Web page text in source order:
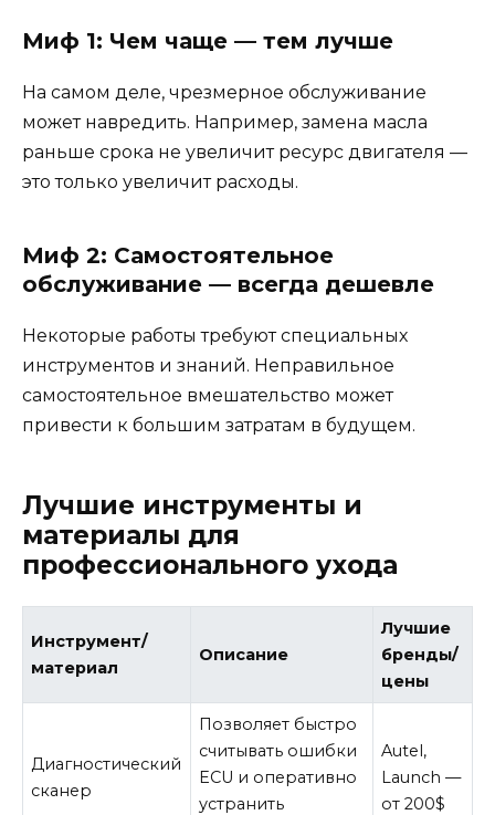
Миф 1: Чем чаще — тем лучше
На самом деле, чрезмерное обслуживание
может навредить. Например, замена масла
раньше срока не увеличит ресурс двигателя —
это только увеличит расходы.
Миф 2: Самостоятельное
обслуживание — всегда дешевле
Некоторые работы требуют специальных
инструментов и знаний. Неправильное
самостоятельное вмешательство может
привести к большим затратам в будущем.
Лучшие инструменты и
материалы для
профессионального ухода
Инструмент/
материал
Описание
Лучшие
бренды/
цены
Диагностический
сканер
Позволяет быстро
считывать ошибки
ECU и оперативно
устранить
Autel,
Launch —
от 200$